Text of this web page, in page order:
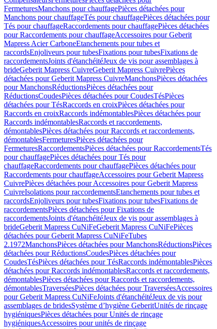
FermeturesManchons pour chauffagePièces détachées pour
Manchons pour chauffageTés pour chauffagePièces détachées pour
Tés pour chauffageRaccordements pour chauffagePièces détachées
pour Raccordements pour chauffageAccessoires pour Geberit
Mapress Acier CarboneEtanchements pour tubes et
raccordsEnjoliveurs pour tubesFixations pour tubesFixations de
raccordementsJoints d'étanchéitéJeux de vis pour assemblages à
brideGeberit Mapress CuivreGeberit Mapress CuivrePièces
détachées pour Geberit Mapress CuivreManchonsPièces détachées
pour ManchonsRéductionsPièces détachées pour
RéductionsCoudesPièces détachées pour CoudesTésPièces
détachées pour TésRaccords en croixPièces détachées pour
Raccords en croixRaccords indémontablesPièces détachées pour
Raccords indémontablesRaccords et raccordements,
démontablesPièces détachées pour Raccords et raccordements,
démontablesFermeturesPièces détachées pour
FermeturesRaccordementsPièces détachées pour RaccordementsTés
pour chauffagePièces détachées pour Tés pour
chauffageRaccordements pour chauffagePièces détachées pour
Raccordements pour chauffageAccessoires pour Geberit Mapress
CuivrePièces détachées pour Accessoires pour Geberit Mapress
CuivreIsolations pour raccordementsEtanchements pour tubes et
raccordsEnjoliveurs pour tubesFixations pour tubesFixations de
raccordementsPièces détachées pour Fixations de
raccordementsJoints d'étanchéitéJeux de vis pour assemblages à
brideGeberit Mapress CuNiFeGeberit Mapress CuNiFePièces
détachées pour Geberit Mapress CuNiFeTubes
2.1972ManchonsPièces détachées pour ManchonsRéductionsPièces
détachées pour RéductionsCoudesPièces détachées pour
CoudesTésPièces détachées pour TésRaccords indémontablesPièces
détachées pour Raccords indémontablesRaccords et raccordements,
démontablesPièces détachées pour Raccords et raccordements,
démontablesTraverséesPièces détachées pour TraverséesAccessoires
pour Geberit Mapress CuNiFeJoints d'étanchéitéJeux de vis pour
assemblages de bridesSystème d’hygiène GeberitUnités de rinçage
hygiéniquesPièces détachées pour Unités de rinçage
hygiéniquesAccessoires pour unités de rinçage